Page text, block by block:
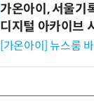
가온아이, 서울기
디지털 아카이브
수행
[가온아이] 뉴스룸